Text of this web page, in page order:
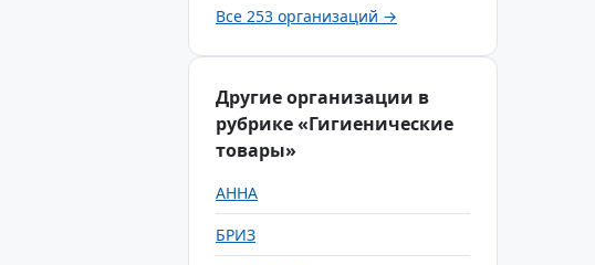
Все 253 организаций →
Другие организации в
рубрике «Гигиенические
товары»
АННА
БРИЗ